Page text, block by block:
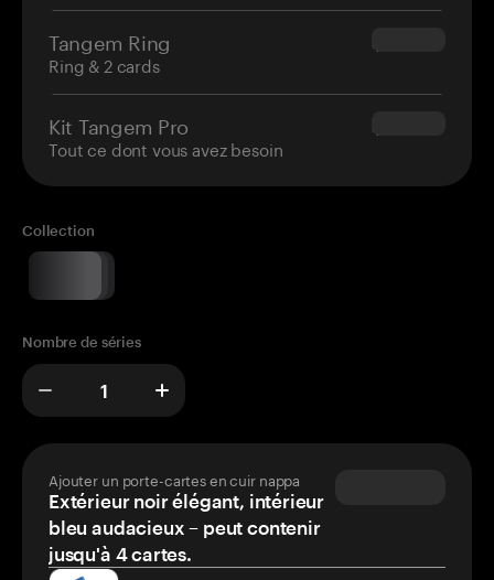
Tangem Ring
Ring & 2 cards
$160.00
Kit Tangem Pro
Tout ce dont vous avez besoin
$180.00
Collection
Nombre de séries
Ajouter un porte-cartes en cuir nappa
Extérieur noir élégant, intérieur
bleu audacieux – peut contenir
jusqu'à 4 cartes.